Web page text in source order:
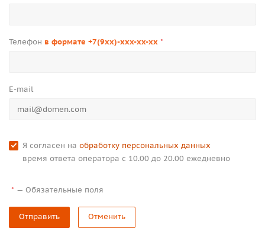
Телефон в формате +7(9xx)-xxx-xx-xx *
E-mail
Я согласен на обработку персональных данных
время ответа оператора с 10.00 до 20.00 ежедневно
* — Обязательные поля
Отправить Отменить